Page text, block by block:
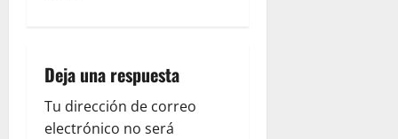
Deja una respuesta
Tu dirección de correo
electrónico no será